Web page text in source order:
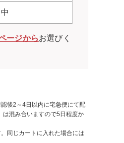
ージからお選びく
後2～4日以内に宅急便にて配
混み合いますので5日程度か
同じカートに入れた場合には